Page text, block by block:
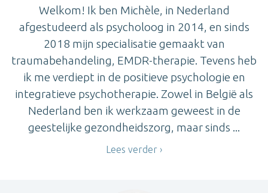
Welkom! Ik ben Michèle, in Nederland
afgestudeerd als psycholoog in 2014, en sinds
2018 mijn specialisatie gemaakt van
traumabehandeling, EMDR-therapie. Tevens heb
ik me verdiept in de positieve psychologie en
integratieve psychotherapie. Zowel in België als
Nederland ben ik werkzaam geweest in de
geestelijke gezondheidszorg, maar sinds ...
Lees verder